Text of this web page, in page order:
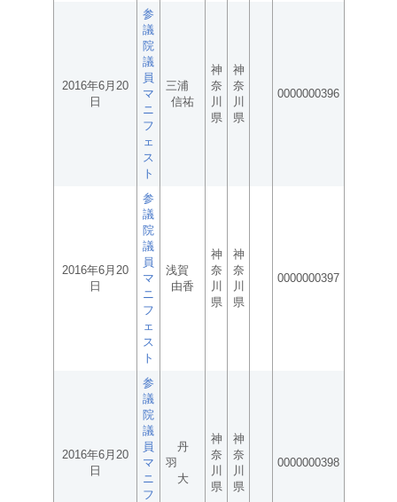
2016年6月20
日
参
議
院
議
員
マ
ニ
フ
ェ
ス
ト
三浦
信祐
神
奈
川
県
神
奈
川
県
0000000396
2016年6月20
日
参
議
院
議
員
マ
ニ
フ
ェ
ス
ト
浅賀
由香
神
奈
川
県
神
奈
川
県
0000000397
2016年6月20
日
参
議
院
議
員
マ
ニ
フ
丹
羽
大
神
奈
川
県
神
奈
川
県
0000000398